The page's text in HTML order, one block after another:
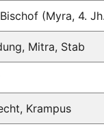
(Myra, 4.
Mitra, Stab
Krampus